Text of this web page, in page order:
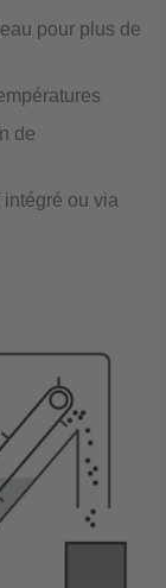
pour plus de
de
ou via